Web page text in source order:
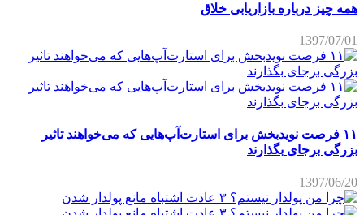
همه چیز درباره بازاریابی خلاق
1397/07/01
۱۱ فرصت نویدبخش برای استارت‌آپ‌هایی که می‌خواهند تاثیر
بزرگی برجای بگذارند
1397/06/20